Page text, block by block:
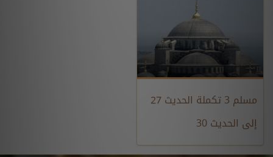
مسلم 3 تكملة الحديث 27
إلى الحديث 30